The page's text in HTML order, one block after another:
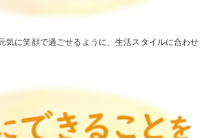
気に笑顔で過ごせるように、生活スタイルに合わせ